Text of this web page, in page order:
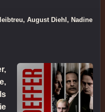
August Diehl, Nadine